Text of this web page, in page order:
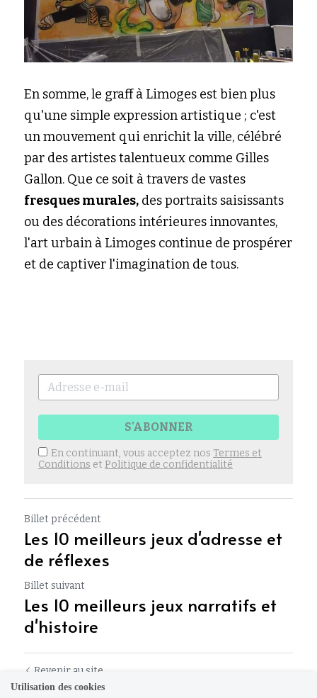
En somme, le graff à Limoges est bien plus
qu'une simple expression artistique ; c'est
un mouvement qui enrichit la ville, célébré
par des artistes talentueux comme Gilles
fresques murales, des portraits saisissants
ou des décorations intérieures innovantes,
l'art urbain à Limoges continue de prospérer
et de captiver l'imagination de tous.
S'ABONNER
En continuant, vous acceptez nos Termes et
Conditions et Politique de confidentialité
Billet précédent
Les 10 meilleurs jeux d'adresse et
de réflexes
Billet suivant
Les 10 meilleurs jeux narratifs et
d'histoire
Revenir au site
Utilisation des cookies